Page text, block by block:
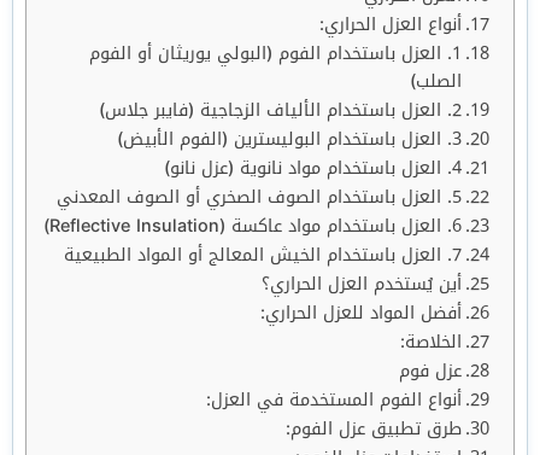
أنواع العزل الحراري:
1. العزل باستخدام الفوم (البولي يوريثان أو الفوم
الصلب)
2. العزل باستخدام الألياف الزجاجية (فايبر جلاس)
3. العزل باستخدام البوليسترين (الفوم الأبيض)
4. العزل باستخدام مواد نانوية (عزل نانو)
5. العزل باستخدام الصوف الصخري أو الصوف المعدني
6. العزل باستخدام مواد عاكسة (Reflective Insulation)
7. العزل باستخدام الخيش المعالج أو المواد الطبيعية
أين يُستخدم العزل الحراري؟
أفضل المواد للعزل الحراري:
الخلاصة:
عزل فوم
أنواع الفوم المستخدمة في العزل:
طرق تطبيق عزل الفوم: